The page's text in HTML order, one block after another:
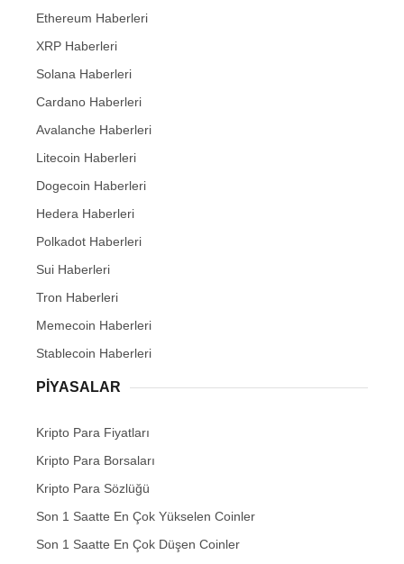
Ethereum Haberleri
XRP Haberleri
Solana Haberleri
Cardano Haberleri
Avalanche Haberleri
Litecoin Haberleri
Dogecoin Haberleri
Hedera Haberleri
Polkadot Haberleri
Sui Haberleri
Tron Haberleri
Memecoin Haberleri
Stablecoin Haberleri
PIYASALAR
Kripto Para Fiyatları
Kripto Para Borsaları
Kripto Para Sözlüğü
Son 1 Saatte En Çok Yükselen Coinler
Son 1 Saatte En Çok Düşen Coinler